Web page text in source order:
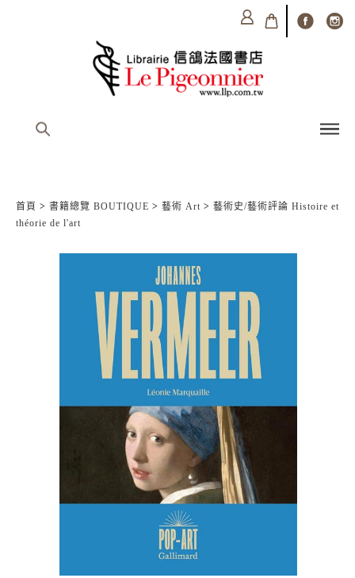
首頁 > 書籍總覽 BOUTIQUE > 藝術 Art > 藝術史/藝術評論 Histoire et
théorie de l'art